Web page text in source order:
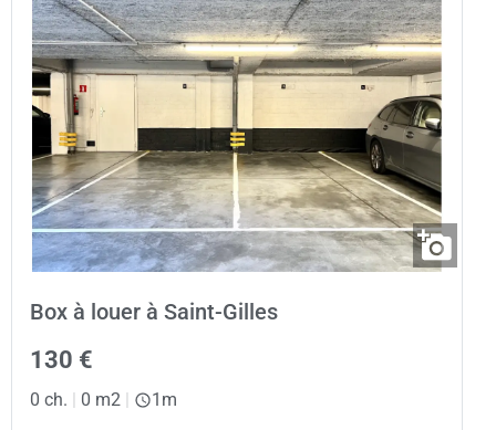
Box à louer à Saint-Gilles
130 €
0 ch. 0 m2 1m